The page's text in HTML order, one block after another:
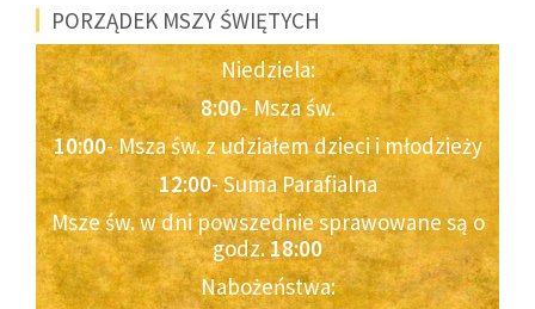
PORZĄDEK MSZY ŚWIĘTYCH
Niedziela:
8:00- Msza św.
10:00- Msza św. z udziałem dzieci i młodzieży
12:00- Suma Parafialna
Msze św. w dni powszednie sprawowane są o
godz.18:00
Nabożeństwa: